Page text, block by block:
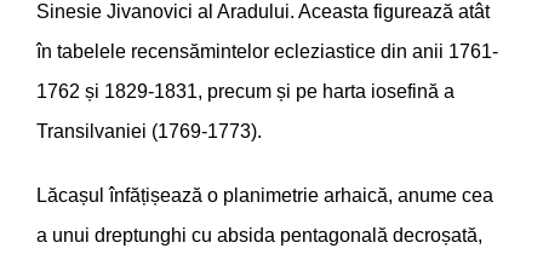
Sinesie Jivanovici al Aradului. Aceasta figurează atât
în tabelele recensămintelor ecleziastice din anii 1761-
1762 și 1829-1831, precum și pe harta iosefină a
Transilvaniei (1769-1773).
Lăcașul înfățișează o planimetrie arhaică, anume cea
a unui dreptunghi cu absida pentagonală decroșată,